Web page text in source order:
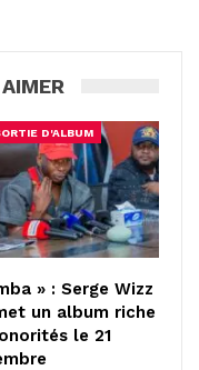
D'ALBUM
» : Serge Wizz
un album riche
le 21